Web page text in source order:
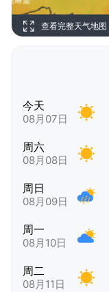
查看完整天气地图
今天
08月07日
周六
08月08日
周日
08月09日
周一
08月10日
周二
08月11日